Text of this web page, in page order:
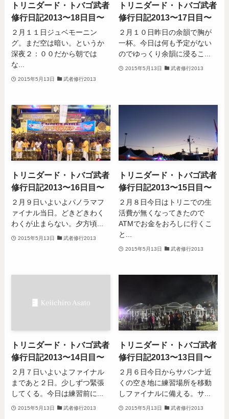
トリニダード・トバゴ武者
修行日記2013〜18日目〜
２月１１日ジュベモーニン
グ。まだ空は暗い。というか
深夜２：００だから朝では
な...
2015年5月13日 武者修行2013
トリニダード・トバゴ武者
修行日記2013〜17日目〜
２月１０日昨日の余韻で胸が
一杯。今日は何も予定がない
のでゆっくり余韻に浸るこ...
2015年5月13日 武者修行2013
トリニダード・トバゴ武者
修行日記2013〜16日目〜
２月９日いよいよパノラマフ
ァイナル当日。どきどきわく
わくが止まらない。夕方頃...
2015年5月13日 武者修行2013
トリニダード・トバゴ武者
修行日記2013〜15日目〜
２月８日今日はトリニでの生
活費が無くなってきたので
ATMでお金をおろしに行くこ
と...
2015年5月13日 武者修行2013
トリニダード・トバゴ武者
修行日記2013〜14日目〜
２月７日いよいよファイナル
まであと２日。少しずつ緊張
してくる。今日は練習前に...
2015年5月13日 武者修行2013
トリニダード・トバゴ武者
修行日記2013〜13日目〜
２月６日今日からサバンナ近
くの空き地に練習場所を移動
しファイナルに備える。サ...
2015年5月13日 武者修行2013